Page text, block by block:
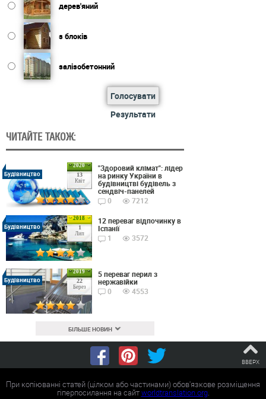
дерев'яний
з блоків
залізобетонний
Голосувати
Результати
ЧИТАЙТЕ ТАКОЖ:
2020
13
Квіт
Будівництво
"Здоровий клімат": лідер
на ринку України в
будівництві будівель з
сендвіч-панелей
0
7212
2018
1
Лип
Будівництво
12 переваг відпочинку в
Іспанії
1
3572
2019
22
Берез
Будівництво
5 переваг перил з
нержавійки
0
4553
БІЛЬШЕ НОВИН
ВВЕРХ
При копіюванні статей (цілком або частинами) обов'язкове розміщення
гіперпосилання на сайтworldtranslation.org.